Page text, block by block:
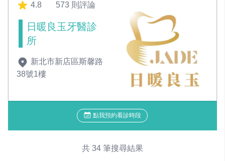
4.8 573 則評論
日暖良玉牙醫診
所
新北市新店區斯馨路
38號1樓
點我預約看診時段
共 34 筆搜尋結果